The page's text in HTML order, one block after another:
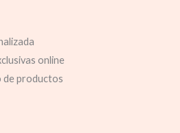
online
de productos